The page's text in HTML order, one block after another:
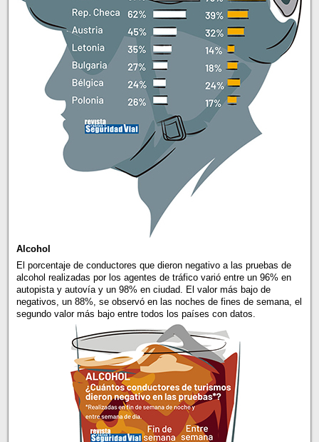
Alcohol
El porcentaje de conductores que dieron negativo a las pruebas de
alcohol realizadas por los agentes de tráfico varió entre un 96% en
autopista y autovía y un 98% en ciudad. El valor más bajo de
negativos, un 88%, se observó en las noches de fines de semana, el
segundo valor más bajo entre todos los países con datos.